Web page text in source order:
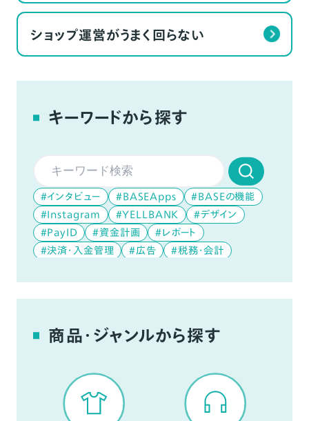
ショップ運営がうまく回らない
キーワードから探す
#インタビュー #BASEApps
#BASEの機能
#Instagram
#YELLBANK
#デザイン
#PayID
#資金計画
#レポート
#決済・入金管理
#広告
#税務・会計
商品・ジャンルから探す